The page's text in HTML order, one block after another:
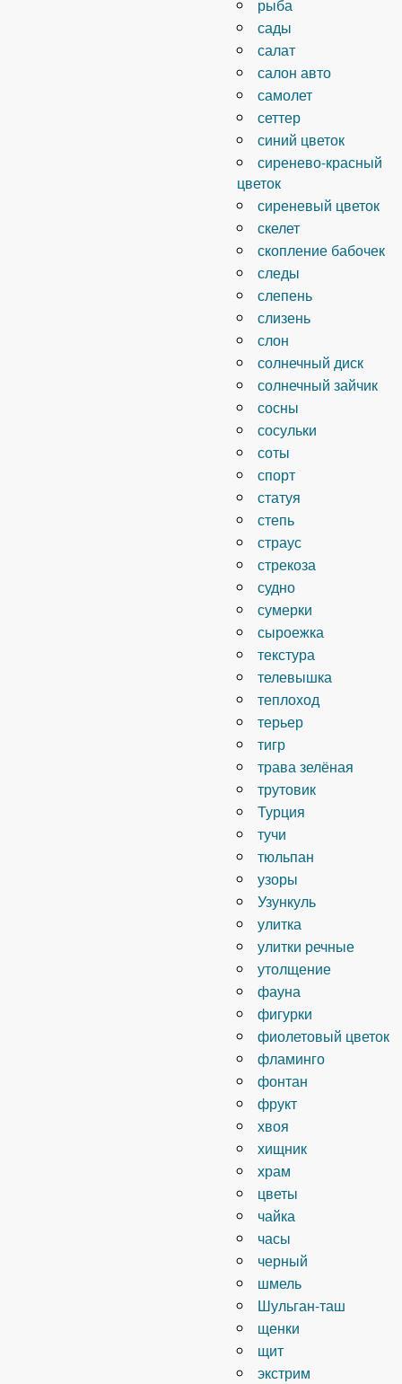
рыба
сады
салат
салон авто
самолет
сеттер
синий цветок
сиренево-красный
цветок
сиреневый цветок
скелет
скопление бабочек
следы
слепень
слизень
слон
солнечный диск
солнечный зайчик
сосны
сосульки
соты
спорт
статуя
степь
страус
стрекоза
судно
сумерки
сыроежка
текстура
телевышка
теплоход
терьер
тигр
трава зелёная
трутовик
Турция
тучи
тюльпан
узоры
Узункуль
улитка
улитки речные
утолщение
фауна
фигурки
фиолетовый цветок
фламинго
фонтан
фрукт
хвоя
хищник
храм
цветы
чайка
часы
черный
шмель
Шульган-таш
щенки
щит
экстрим